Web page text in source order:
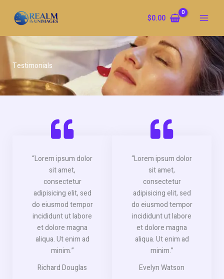
content
$0.00
Testimonials
“Lorem ipsum dolor
sit amet,
consectetur
adipisicing elit, sed
do eiusmod tempor
incididunt ut labore
et dolore magna
aliqua. Ut enim ad
minim.”
Richard Douglas
“Lorem ipsum dolor
sit amet,
consectetur
adipisicing elit, sed
do eiusmod tempor
incididunt ut labore
et dolore magna
aliqua. Ut enim ad
minim.”
Evelyn Watson